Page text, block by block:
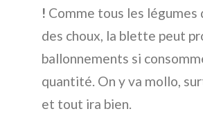
! Comme tous les légumes
des choux, la blette peut
ballonnements si
quantité. On y va mollo,
et tout ira bien.